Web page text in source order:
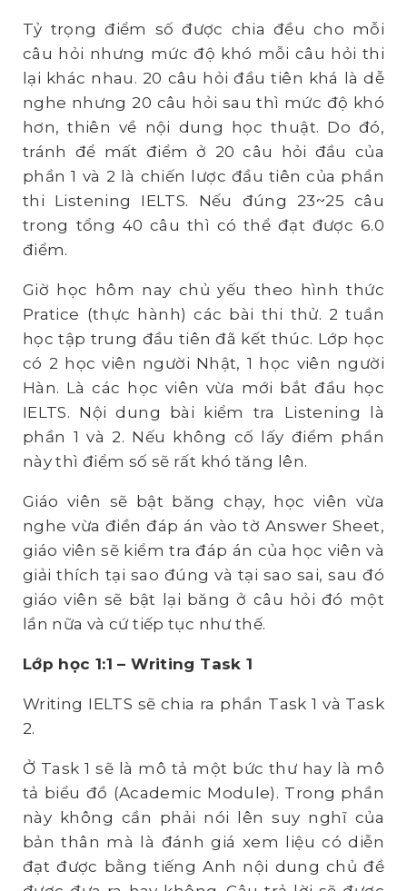
Tỷ trọng điểm số được chia đều cho mỗi
câu hỏi nhưng mức độ khó mỗi câu hỏi thi
lại khác nhau. 20 câu hỏi đầu tiên khá là dễ
nghe nhưng 20 câu hỏi sau thì mức độ khó
hơn, thiên về nội dung học thuật. Do đó,
tránh để mất điểm ở 20 câu hỏi đầu của
phần 1 và 2 là chiến lược đầu tiên của phần
thi Listening IELTS. Nếu đúng 23~25 câu
trong tổng 40 câu thì có thể đạt được 6.0
điểm.
Giờ học hôm nay chủ yếu theo hình thức
Pratice (thực hành) các bài thi thử. 2 tuần
học tập trung đầu tiên đã kết thúc. Lớp học
có 2 học viên người Nhật, 1 học viên người
Hàn. Là các học viên vừa mới bắt đầu học
IELTS. Nội dung bài kiểm tra Listening là
phần 1 và 2. Nếu không cố lấy điểm phần
này thì điểm số sẽ rất khó tăng lên.
Giáo viên sẽ bật băng chạy, học viên vừa
nghe vừa điền đáp án vào tờ Answer Sheet,
giáo viên sẽ kiểm tra đáp án của học viên và
giải thích tại sao đúng và tại sao sai, sau đó
giáo viên sẽ bật lại băng ở câu hỏi đó một
lần nữa và cứ tiếp tục như thế.
Lớp học 1:1 – Writing Task 1
Writing IELTS sẽ chia ra phần Task 1 và Task
2.
Ở Task 1 sẽ là mô tả một bức thư hay là mô
tả biểu đồ (Academic Module). Trong phần
này không cần phải nói lên suy nghĩ của
bản thân mà là đánh giá xem liệu có diễn
đạt được bằng tiếng Anh nội dung chủ đề